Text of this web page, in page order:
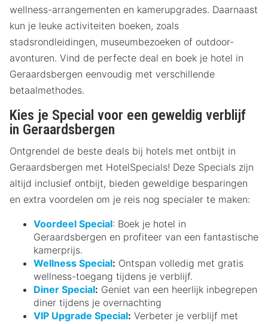
wellness-arrangementen en kamerupgrades. Daarnaast
kun je leuke activiteiten boeken, zoals
stadsrondleidingen, museumbezoeken of outdoor-
avonturen. Vind de perfecte deal en boek je hotel in
Geraardsbergen eenvoudig met verschillende
betaalmethodes.
Kies je Special voor een geweldig verblijf
in Geraardsbergen
Ontgrendel de beste deals bij hotels met ontbijt in
Geraardsbergen met HotelSpecials! Deze Specials zijn
altijd inclusief ontbijt, bieden geweldige besparingen
en extra voordelen om je reis nog specialer te maken:
Voordeel Special: Boek je hotel in
Geraardsbergen en profiteer van een fantastische
kamerprijs.
Wellness Special: Ontspan volledig met gratis
wellness-toegang tijdens je verblijf.
Diner Special: Geniet van een heerlijk inbegrepen
diner tijdens je overnachting
VIP Upgrade Special: Verbeter je verblijf met